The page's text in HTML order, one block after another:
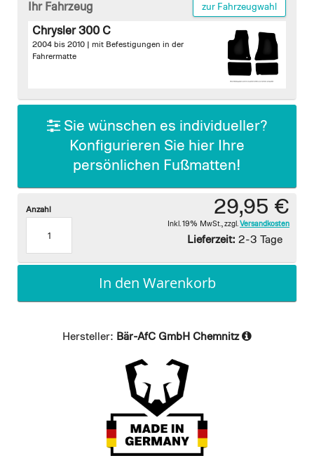
beginning
gallery
Ihr Fahrzeug zur Fahrzeugwahl
Chrysler 300 C
2004 bis 2010 | mit Befestigungen in der
Fahrermatte
Sie wünschen es individueller?
Konfigurieren Sie hier Ihre
persönlichen Fußmatten!
29,95 €
Inkl. 19% MwSt. zzgl. Versandkosten
Lieferzeit: 2-3 Tage
Anzahl
In den Warenkorb
Hersteller: Bär-AfC GmbH Chemnitz